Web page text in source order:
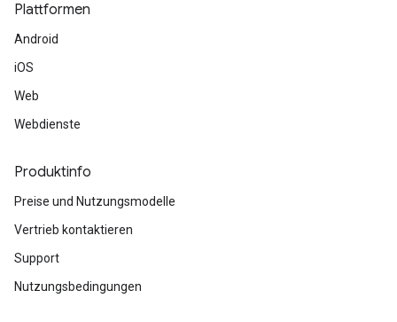
Plattformen
Android
iOS
Web
Webdienste
Produktinfo
Preise und Nutzungsmodelle
Vertrieb kontaktieren
Support
Nutzungsbedingungen